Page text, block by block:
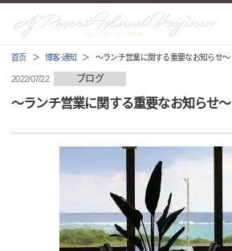
首页 博客·通知 ～ランチ営業に関する重要なお知らせ～
2022/07/22 ブログ
～ランチ営業に関する重要なお知らせ～